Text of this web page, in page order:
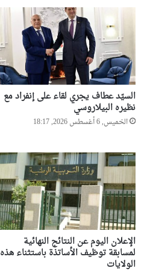
وزارة الصحة سخرت جميع
الإمكانيات للتكفل بمصابي حادثي
قسنطينة وتيارت
وزير الصحة يتنقل إلى قسنطينة
للإطمئنان على مصابي حادث
انقلاب حافلة
مع الجزائر وهناك تقارب تام في
وجهات النظر مع الرئيس تبون
المغرب يشعل أزمة دبلوماسية
بين إسبانيا وإيطاليا
المغرب يضع البحث العلمي على
“لائحة البيع”..شهادات عليا لمن
السيّد عطاف يجري لقاء على إنفراد مع
نظيره البيلاروسي
الخميس, 6 أغسطس 2026, 18:17
الإعلان اليوم عن النتائج النهائية
لمسابقة توظيف الأساتذة باستثناء هذه
الولايات